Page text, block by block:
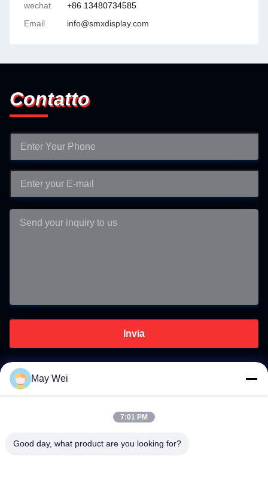
wechat
+86 13480734585
Email
info@smxdisplay.com
Contatto
Invia
611, blocco A, Zhihui Innovation Center, Xixiang Street,
May Wei
7:01 PM
Good day, what product are you looking for?